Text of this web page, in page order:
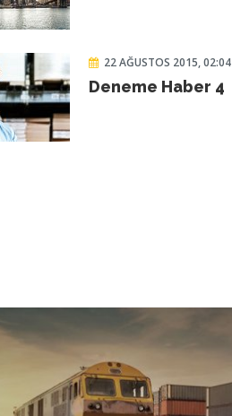
22 AĞUSTOS 2015, 02:04
Deneme Haber 4